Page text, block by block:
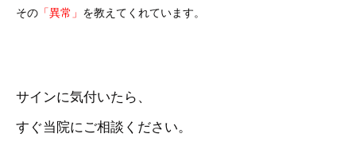
その 「異常」 を教えてくれています。
サインに気付いたら、
すぐ当院にご相談ください。